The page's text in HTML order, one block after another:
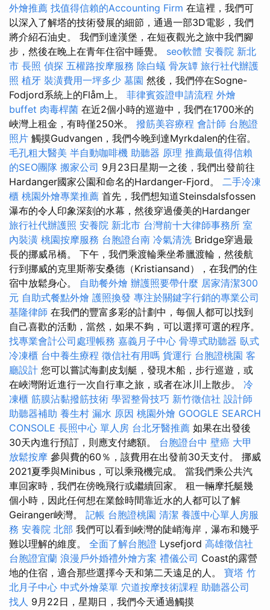
外燴推薦 找值得信賴的Accounting Firm 在這裡，我們可
以深入了解塔的技術發展的細節，通過一部3D電影，我們
將介紹石油史。 我們到達漢堡，在短夜觀光之旅中我們腳
步，然後在晚上在青年住宿中睡覺。 seo軟體 安養院 新北
市 長照 偵探 五權路按摩服務 除白蟻 骨灰罈 旅行社代辦護
照 植牙 裝潢費用一坪多少 墓園 然後，我們停在Sogne-
Fodjord系統上的Flåm上。 菲律賓簽證申請流程 外燴
buffet 肉毒桿菌 在近2個小時的巡遊中，我們在1700米的
峽灣上租金，有時僅250米。 撥筋美容療程 會計師 台胞證
照片 觸摸Gudvangen，我們今晚到達Myrkdalen的住宿。
毛孔粗大醫美 半自動咖啡機 助聽器 原理 推薦最值得信賴
的SEO團隊 搬家公司 9月23日星期一之後，我們出發前往
Hardanger國家公園和命名的Hardanger-Fjord。 二手冷凍
櫃 桃園外燴專業推薦 首先，我們想知道Steinsdalsfossen
瀑布的令人印象深刻的水幕，然後穿過優美的Hardanger
旅行社代辦護照 安養院 新北市 台灣前十大律師事務所 室
內裝潢 桃園按摩服務 台胞證台南 冷氣清洗 Bridge穿過最
長的挪威吊橋。 下午，我們乘渡輪乘坐希臘渡輪，然後航
行到挪威的克里斯蒂安桑德（Kristiansand），在我們的住
宿中放鬆身心。 自助餐外燴 辦護照要帶什麼 居家清潔300
元 自助式餐點外燴 護照換發 專注於關鍵字行銷的專業公司
基隆律師 在我們的豐富多彩的計劃中，每個人都可以找到
自己喜歡的活動，當然，如果不夠，可以選擇可選的程序。
找專業會計公司處理帳務 嘉義月子中心 骨導式助聽器 臥式
冷凍櫃 台中養生療程 徵信社有用嗎 貨運行 台胞證桃園 客
廳設計 您可以嘗試海劃皮划艇，發現木船，步行巡遊，或
在峽灣附近進行一次自行車之旅，或者在冰川上散步。 冷
凍櫃 筋膜沾黏撥筋技術 學習整骨技巧 新竹徵信社 設計師
助聽器補助 養生村 漏水 原因 桃園外燴 GOOGLE SEARCH
CONSOLE 長照中心 單人房 台北牙醫推薦 如果在出發後
30天內進行預訂，則應支付總額。 台胞證台中 壁癌 大甲
放鬆按摩 參與費的60％，該費用在出發前30天支付。 挪威
2021夏季與Minibus，可以乘飛機完成。 當我們乘公共汽
車回家時，我們在傍晚飛行或繼續回家。 租一輛摩托艇幾
個小時，因此任何想在業餘時間靠近水的人都可以了解
Geiranger峽灣。 記帳 台胞證桃園 清潔 養護中心單人房服
務 安養院 北部 我們可以看到峽灣的陡峭海岸，瀑布和幾乎
難以理解的維度。 全面了解台胞證 Lysefjord 高雄徵信社
台胞證宜蘭 浪漫戶外婚禮外燴方案 禮儀公司 Coast的露營
地的住宿，適合那些選擇今天和第二天遠足的人。 寶塔 竹
北月子中心 中式外燴菜單 穴道按摩技術課程 助聽器公司
找人 9月22日，星期日，我們今天通過觸摸